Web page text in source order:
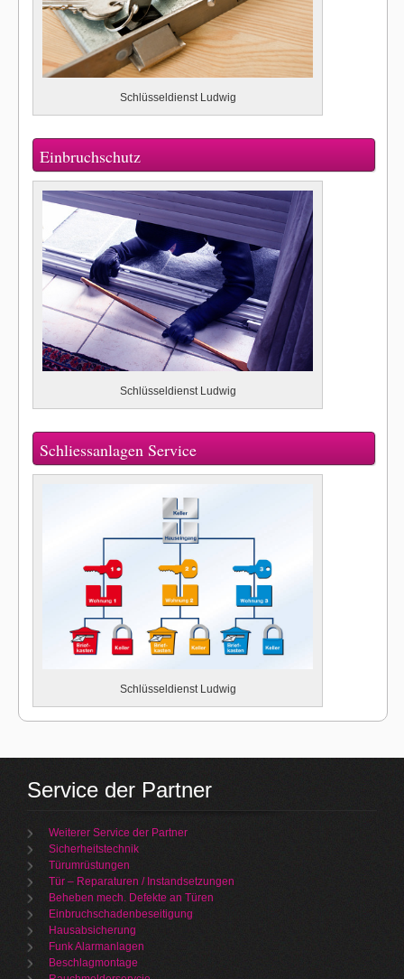
Schlüsseldienst Ludwig
Einbruchschutz
Schlüsseldienst Ludwig
Schliessanlagen Service
Schlüsseldienst Ludwig
Service der Partner
Weiterer Service der Partner
Sicherheitstechnik
Türumrüstungen
Tür – Reparaturen / Instandsetzungen
Beheben mech. Defekte an Türen
Einbruchschadenbeseitigung
Hausabsicherung
Funk Alarmanlagen
Beschlagmontage